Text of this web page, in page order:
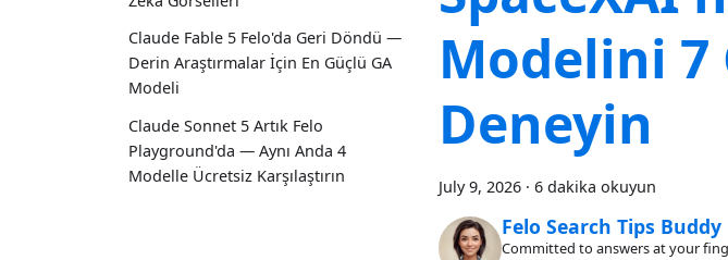
Claude Fable 5 Felo'da Geri Döndü —
Derin Araştırmalar İçin En Güçlü GA
Modeli
Claude Sonnet 5 Artık Felo
Playground'da — Aynı Anda 4
Modelle Ücretsiz Karşılaştırın
Modelini 7
Deneyin
July 9, 2026 · 6 dakika okuyun
Felo Search Tips Buddy
Committed to answers at your